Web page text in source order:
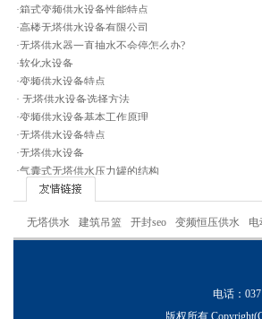
·箱式变频供水设备性能特点
·高楼无塔供水设备有限公司
·无塔供水器一直抽水不会停怎么办?
·软化水设备
·变频供水设备特点
· 无塔供水设备选择方法
·变频供水设备基本工作原理
·无塔供水设备特点
·无塔供水设备
·气囊式无塔供水压力罐的结构
无塔供水 建筑吊篮 开封seo 变频恒压供水 电
电话：
版权所有